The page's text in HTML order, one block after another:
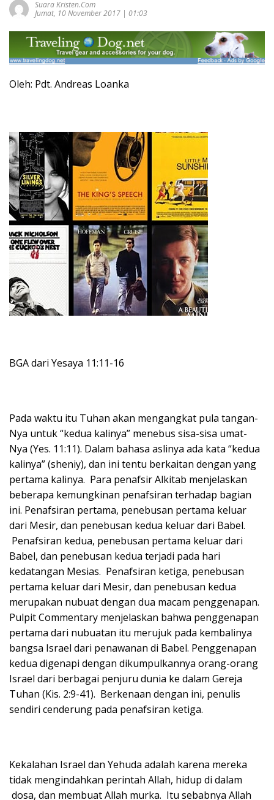
Suara Kristen.com
Jumat, 10 November 2017 | 01:03
Oleh: Pdt. Andreas Loanka
BGA dari Yesaya 11:11-16
Pada waktu itu Tuhan akan mengangkat pula tangan-
Nya untuk “kedua kalinya” menebus sisa-sisa umat-
Nya (Yes. 11:11). Dalam bahasa aslinya ada kata “kedua
kalinya” (sheniy), dan ini tentu berkaitan dengan yang
pertama kalinya. Para penafsir Alkitab menjelaskan
beberapa kemungkinan penafsiran terhadap bagian
ini. Penafsiran pertama, penebusan pertama keluar
dari Mesir, dan penebusan kedua keluar dari Babel.
Penafsiran kedua, penebusan pertama keluar dari
Babel, dan penebusan kedua terjadi pada hari
kedatangan Mesias. Penafsiran ketiga, penebusan
pertama keluar dari Mesir, dan penebusan kedua
merupakan nubuat dengan dua macam penggenapan.
Pulpit Commentary menjelaskan bahwa penggenapan
pertama dari nubuatan itu merujuk pada kembalinya
bangsa Israel dari penawanan di Babel. Penggenapan
kedua digenapi dengan dikumpulkannya orang-orang
Israel dari berbagai penjuru dunia ke dalam Gereja
Tuhan (Kis. 2:9-41). Berkenaan dengan ini, penulis
sendiri cenderung pada penafsiran ketiga.
Kekalahan Israel dan Yehuda adalah karena mereka
tidak mengindahkan perintah Allah, hidup di dalam
dosa, dan membuat Allah murka. Itu sebabnya Allah